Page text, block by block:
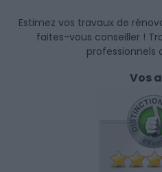
Estimez vos travaux de
faites-vous conseiller !
professionnels
Vos